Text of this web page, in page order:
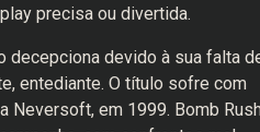
precisa ou divertida.
decepciona devido à sua falta
entediante. O título sofre com
Neversoft, em 1999. Bomb